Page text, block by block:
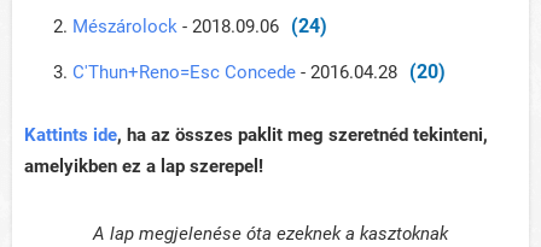
Mészárolock - 2018.09.06 (24)
C'Thun+Reno=Esc Concede - 2016.04.28 (20)
Kattints ide, ha az összes paklit meg szeretnéd tekinteni,
amelyikben ez a lap szerepel!
A lap megjelenése óta ezeknek a kasztoknak